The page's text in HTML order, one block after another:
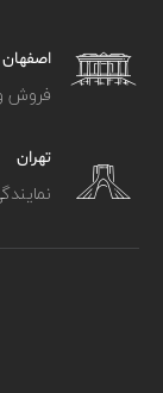
اصفهان
فروش
تهران